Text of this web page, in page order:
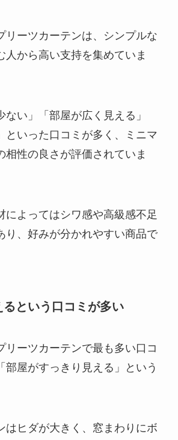
リーツカーテンは、シンプルな
人から高い支持を集めていま
い」「部屋が広く見える」
といった口コミが多く、ミニマ
相性の良さが評価されていま
によってはシワ感や高級感不足
り、好みが分かれやすい商品で
という口コミが多い
リーツカーテンで最も多い口コ
部屋がすっきり見える」という
はヒダが大きく、窓まわりにボ